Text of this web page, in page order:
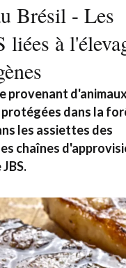
Brésil - Les
à
provenant
dans la
les assiettes des
chaînes